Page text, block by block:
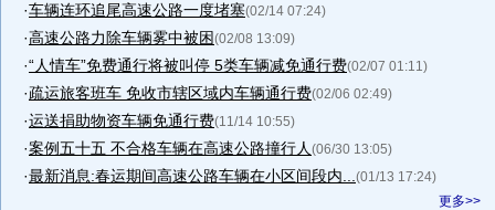
·车辆连环追尾高速公路一度堵塞(02/14 07:24)
·高速公路力除车辆雾中被困(02/08 13:09)
·“人情车”免费通行将被叫停 5类车辆减免通行费(02/07 01:11)
·疏运旅客班车 免收市辖区域内车辆通行费(02/06 02:49)
·运送捐助物资车辆免通行费(11/14 10:55)
·案例五十五 不合格车辆在高速公路撞行人 (06/30 13:05)
·最新消息:春运期间高速公路车辆在小区间段内... (01/13 17:24)
更多>>